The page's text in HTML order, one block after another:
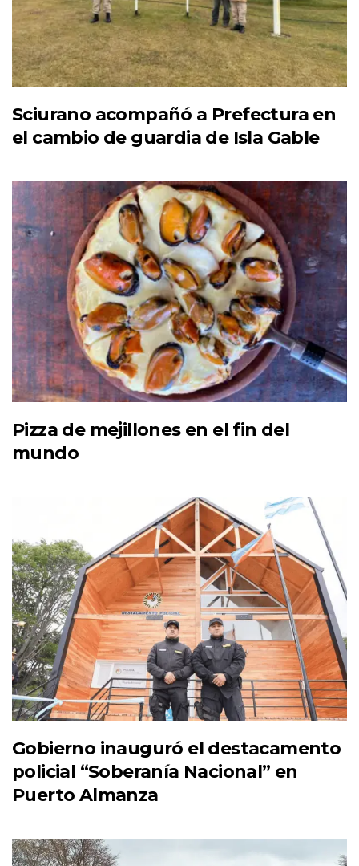
Sciurano acompañó a Prefectura en
el cambio de guardia de Isla Gable
Pizza de mejillones en el fin del
mundo
Gobierno inauguró el destacamento
policial “Soberanía Nacional” en
Puerto Almanza